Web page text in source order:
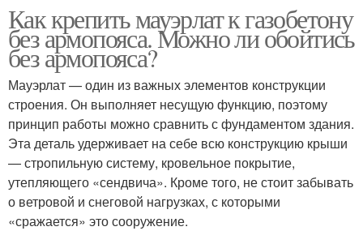
Мауэрлат на газобетон
Как крепить мауэрлат к газобетону
без армопояса. Можно ли обойтись
без армопояса?
Мауэрлат — один из важных элементов конструкции
строения. Он выполняет несущую функцию, поэтому
принцип работы можно сравнить с фундаментом здания.
Эта деталь удерживает на себе всю конструкцию крыши
— стропильную систему, кровельное покрытие,
утепляющего «сендвича». Кроме того, не стоит забывать
о ветровой и снеговой нагрузках, с которыми
«сражается» это сооружение.